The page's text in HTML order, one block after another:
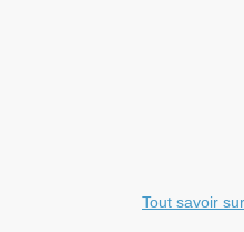
Tout savoir